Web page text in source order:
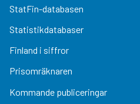
StatFin-databasen
Statistikdatabaser
Finland i siffror
Prisomräknaren
Kommande publiceringar